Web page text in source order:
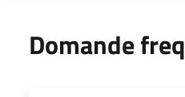
Domande